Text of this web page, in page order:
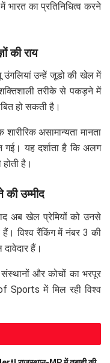
का प्रतिनिधित्व करने
की राय
उंगलियां उन्हें जूडो की खेल में
तरीके से पकड़ने में
हो सकती है।
असामान्यता मानता
यह दर्शाता है कि अलग
है।
उम्मीद
अब खेल प्रेमियों को उनसे
विश्व रैंकिंग में नंबर 3 की
हैं।
और कोचों का भरपूर
Sports में मिल रही विश्व